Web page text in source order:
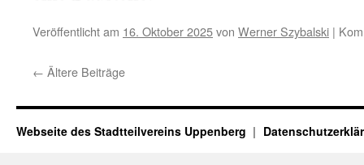
Veröffentlicht am 16. Oktober 2025von Werner Szybalski |
← Ältere Beiträge
Webseite des Stadtteilvereins Uppenberg